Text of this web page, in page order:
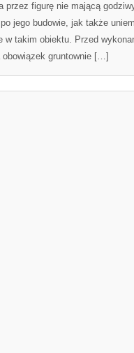
przez figurę nie mającą
jego budowie, jak także
w takim obiektu. Przed
obowiązek gruntownie […]